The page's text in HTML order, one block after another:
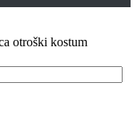
otroški kostum